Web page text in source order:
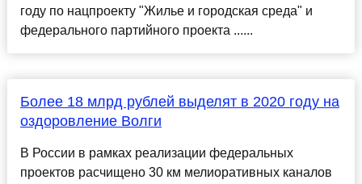
году по нацпроекту "Жилье и городская среда" и
федерального партийного проекта ......
Более 18 млрд рублей выделят в 2020 году на
оздоровление Волги
В России в рамках реализации федеральных
проектов расчищено 30 км мелиоративных каналов